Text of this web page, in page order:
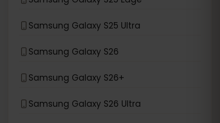
Samsung Galaxy S25 Ultra
Samsung Galaxy S26
Samsung Galaxy S26+
Samsung Galaxy S26 Ultra